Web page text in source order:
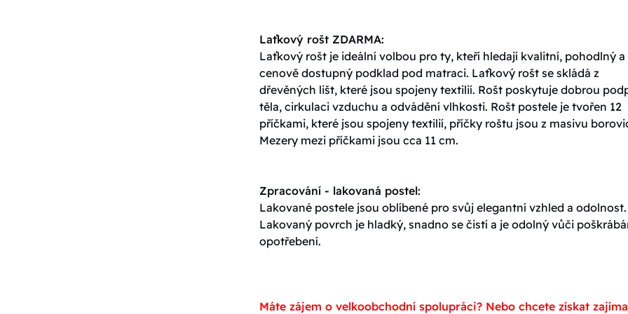
Laťkový rošt ZDARMA:
Laťkový rošt je ideální volbou pro ty, kteří hledají kvalitní, pohodlný a
cenově dostupný podklad pod matraci. Laťkový rošt se skládá z
dřevěných lišt, které jsou spojeny textilií. Rošt poskytuje dobrou
těla, cirkulaci vzduchu a odvádění vlhkosti. Rošt postele je tvořen 12
příčkami, které jsou spojeny textilií, příčky roštu jsou z masivu
Mezery mezi příčkami jsou cca 11 cm.
Zpracování - lakovaná postel:
Lakované postele jsou oblíbené pro svůj elegantní vzhled a odolnost.
Lakovaný povrch je hladký, snadno se čistí a je odolný vůči
opotřebení.
Máte zájem o velkoobchodní spolupráci? Nebo chcete získat